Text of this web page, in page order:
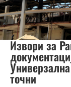
Извори за
точни